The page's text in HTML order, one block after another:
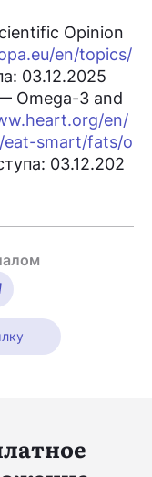
Opinion
en/topics/
03.12.2025
Omega-3 and
en/
eat-smart/fats/o
03.12.202